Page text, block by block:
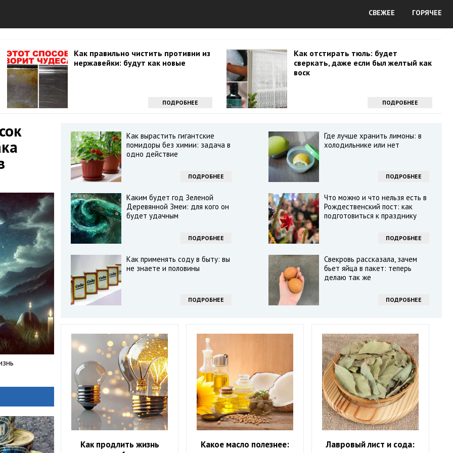
СВЕЖЕЕ ГОРЯЧЕЕ
Как правильно чистить противни из
нержавейки: будут как новые
ПОДРОБНЕЕ
Как отстирать тюль: будет
сверкать, даже если был желтый как
воск
ПОДРОБНЕЕ
Как вырастить гигантские
помидоры без химии: задача в
одно действие
ПОДРОБНЕЕ
Где лучше хранить лимоны: в
холодильнике или нет
ПОДРОБНЕЕ
Каким будет год Зеленой
Деревянной Змеи: для кого он
будет удачным
ПОДРОБНЕЕ
Что можно и что нельзя есть в
Рождественский пост: как
подготовиться к празднику
ПОДРОБНЕЕ
Как применять соду в быту: вы
не знаете и половины
ПОДРОБНЕЕ
Свекровь рассказала, зачем
бьет яйца в пакет: теперь
делаю так же
ПОДРОБНЕЕ
Как продлить жизнь
Какое масло полезнее:
Лавровый лист и сода: